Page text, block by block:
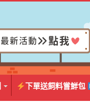
下單送飼料嘗鮮包